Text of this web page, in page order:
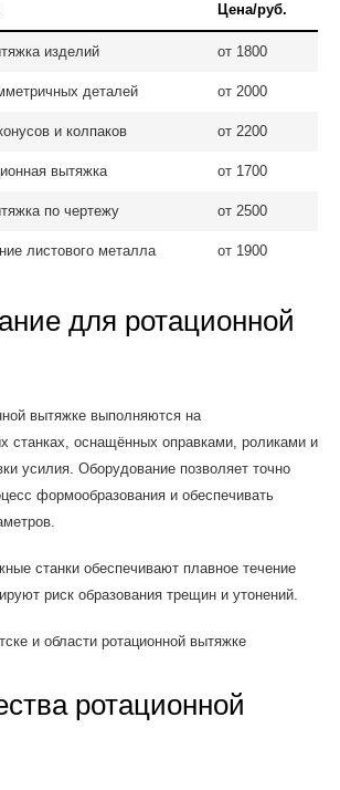
Цена/руб.
изделий от 1800
деталей от 2000
и колпаков от 2200
вытяжка от 1700
по чертежу от 2500
листового металла от 1900
для ротационной
вытяжке выполняются на
станках, оснащённых оправками, роликами и
усилия. Оборудование позволяет точно
формообразования и обеспечивать
станки обеспечивают плавное течение
риск образования трещин и утонений.
ротационной